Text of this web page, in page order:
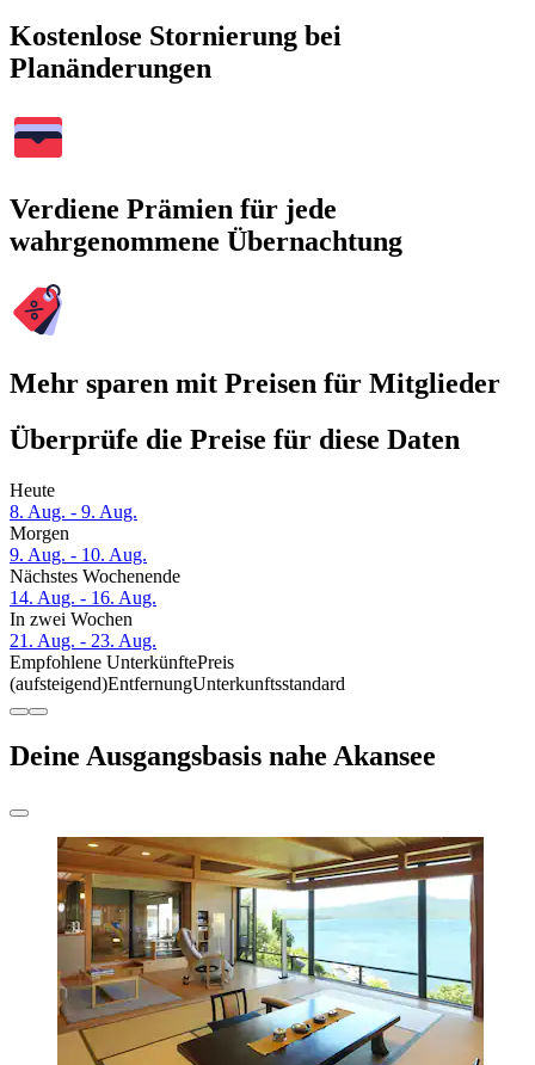
Kostenlose Stornierung bei
Planänderungen
Verdiene Prämien für jede
wahrgenommene Übernachtung
Mehr sparen mit Preisen für Mitglieder
Überprüfe die Preise für diese Daten
Heute
8. Aug. - 9. Aug.
Morgen
9. Aug. - 10. Aug.
Nächstes Wochenende
14. Aug. - 16. Aug.
In zwei Wochen
21. Aug. - 23. Aug.
Empfohlene UnterkünftePreis
(aufsteigend)EntfernungUnterkunftsstandard
Deine Ausgangsbasis nahe Akansee